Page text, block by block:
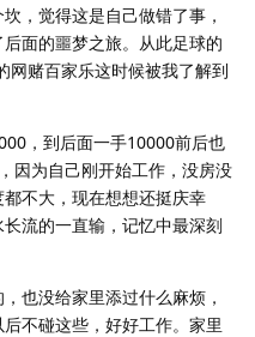
，觉得这是自己做错了事，
面的噩梦之旅。从此足球的
网赌百家乐这时候被我了解到
，到后面一手10000前后也
因为自己刚开始工作，没房没
不大，现在想想还挺庆幸
流的一直输，记忆中最深刻
也没给家里添过什么麻烦，
不碰这些，好好工作。家里